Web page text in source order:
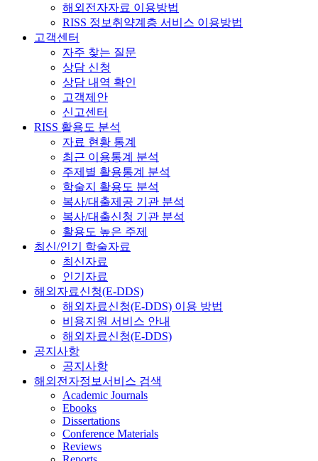
해외전자자료 이용방법
RISS 정보취약계층 서비스 이용방법
고객센터
자주 찾는 질문
상담 신청
상담 내역 확인
고객제안
신고센터
RISS 활용도 분석
자료 현황 통계
최근 이용통계 분석
주제별 활용통계 분석
학술지 활용도 분석
복사/대출제공 기관 분석
복사/대출신청 기관 분석
활용도 높은 주제
최신/인기 학술자료
최신자료
인기자료
해외자료신청(E-DDS)
해외자료신청(E-DDS) 이용 방법
비용지원 서비스 안내
해외자료신청(E-DDS)
공지사항
공지사항
해외전자정보서비스 검색
Academic Journals
Ebooks
Dissertations
Conference Materials
Reviews